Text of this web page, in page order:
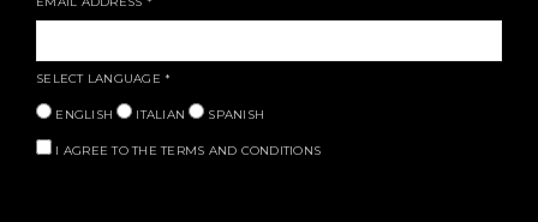
SELECT LANGUAGE *
ENGLISH ITALIAN SPANISH
I AGREE TO THE TERMS AND CONDITIONS